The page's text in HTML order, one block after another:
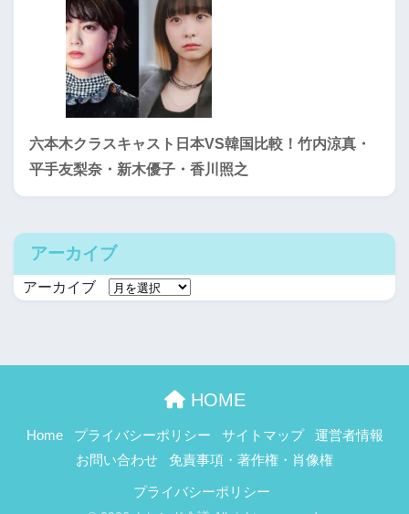
六本木クラスキャスト日本VS韓国比較！竹内涼真・
平手友梨奈・新木優子・香川照之
アーカイブ
アーカイブ
HOME
Home プライバシーポリシー サイトマップ
運営者情報
お問い合わせ
免責事項・著作権・肖像権
プライバシーポリシー